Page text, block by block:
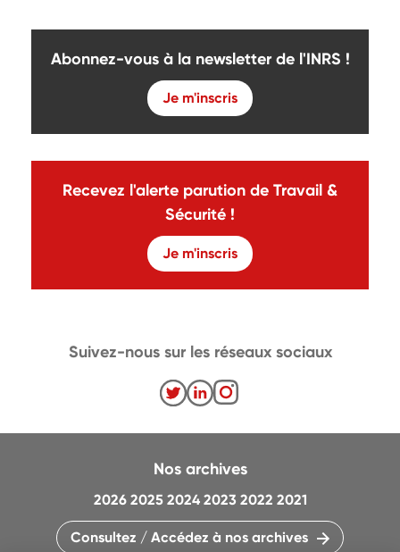
Abonnez-vous à la newsletter de l'INRS !
Je m'inscris
Recevez l'alerte parution de Travail &
Sécurité !
Je m'inscris
Nos archives
2026 2025 2024 2023 2022 2021
Consultez / Accédez à nos archives
Suivez-nous sur les réseaux sociaux